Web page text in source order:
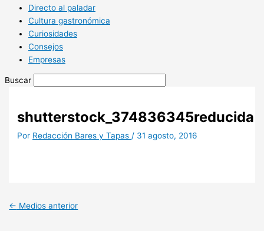
Directo al paladar
Cultura gastronómica
Curiosidades
Consejos
Empresas
Buscar
shutterstock_374836345reducida
Por Redacción Bares y Tapas/ 31 agosto, 2016
← Medios anterior